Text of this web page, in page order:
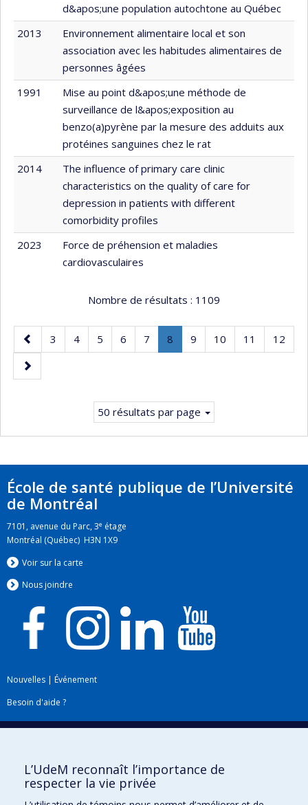
d&apos;une population autochtone au Québec
2013
Environnement alimentaire local et son
association avec les habitudes alimentaires de
personnes âgées
1991
Mise au point d&apos;une méthode de
surveillance de l&apos;exposition au
benzo(a)pyrène par la mesure des adduits aux
protéines sanguines chez le rat
2014
The influence of primary care clinic
characteristics on the quality of care for
depression in patients with different
comorbidity profiles
2023
Force de préhension et maladies
cardiovasculaires
Nombre de résultats : 1109
Page
précédente
Page
3 Page
4 Page
5 Page
6 Page
7 Page
8
Page
Page
9 Page
10 Page
11 Page
12
Page
suivante
50 résultats par page
École de santé publique de l’Université
de Montréal
7101, avenue du Parc, 3e étage
Montréal (Québec) H3N 1X9
Voir sur la carte
Nous joindre
Nouvelles | Événement
Besoin d'aide ?
Plan du site|Accessibilité
L’UdeM reconnaît l’importance de
respecter la vie privée